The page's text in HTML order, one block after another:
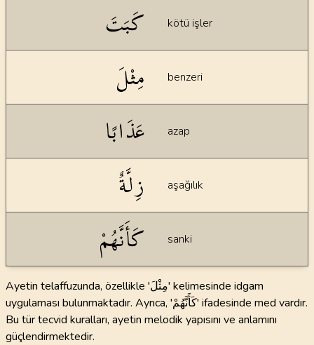
كَبَتَ kötü işler
مِثْلَ benzeri
عَذَابًا azap
زِلَّةٌ aşağılık
كَأَنَّهُمْ sanki
Ayetin telaffuzunda, özellikle 'مِثْلَ' kelimesinde idgam
uygulaması bulunmaktadır. Ayrıca, 'كَأَنَّهُمْ' ifadesinde med vardır.
Bu tür tecvid kuralları, ayetin melodik yapısını ve anlamını
güçlendirmektedir.